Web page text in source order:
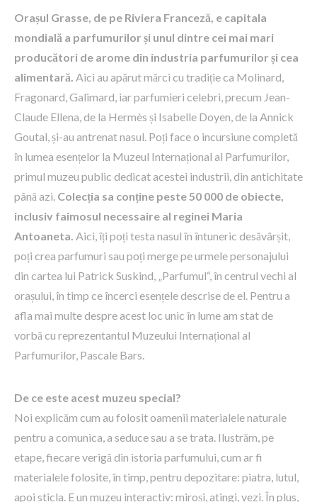
Orașul Grasse, de pe Riviera Franceză, e capitala
mondială a parfumurilor și unul dintre cei mai mari
producători de arome din industria parfumurilor și cea
alimentară. Aici au apărut mărci cu tradiție ca Molinard,
Fragonard, Galimard, iar parfumieri celebri, precum Jean-
Claude Ellena, de la Hermès și Isabelle Doyen, de la Annick
Goutal, și-au antrenat nasul. Poți face o incursiune completă
în lumea esențelor la Muzeul Internațional al Parfumurilor,
primul muzeu public dedicat acestei industrii, din antichitate
până azi. Colecția sa conține peste 50 000 de obiecte,
inclusiv faimosul necessaire al reginei Maria
Antoaneta. Aici, îți poți testa nasul în întuneric desăvârșit,
poți crea parfumuri sau poți merge pe urmele personajului
din cartea lui Patrick Suskind, „Parfumul“, în centrul vechi al
orașului, în timp ce încerci esențele descrise de el. Pentru a
afla mai multe despre acest loc unic în lume am stat de
vorbă cu reprezentantul Muzeului Internațional al
Parfumurilor, Pascale Bars.
De ce este acest muzeu special?
Noi explicăm cum au folosit oamenii materialele naturale
pentru a comunica, a seduce sau a se trata. Ilustrăm, pe
etape, fiecare verigă din istoria parfumului, cum ar fi
materialele folosite, în timp, pentru depozitare: piatra, lutul,
apoi sticla. E un muzeu interactiv: miroși, atingi, vezi. În plus,